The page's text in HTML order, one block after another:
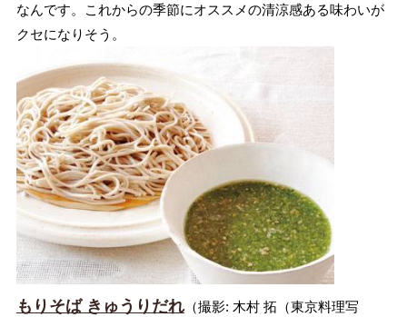
なんです。これからの季節にオススメの清涼感ある味わいが
クセになりそう。
もりそば きゅうりだれ（撮影: 木村 拓（東京料理写